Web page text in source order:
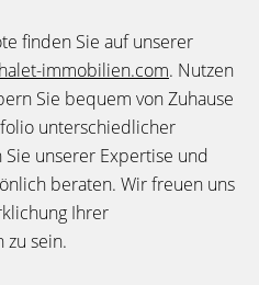
finden Sie auf unserer
immobilien.com. Nutzen
Sie bequem von Zuhause
unterschiedlicher
unserer Expertise und
beraten. Wir freuen uns
Ihrer
sein.